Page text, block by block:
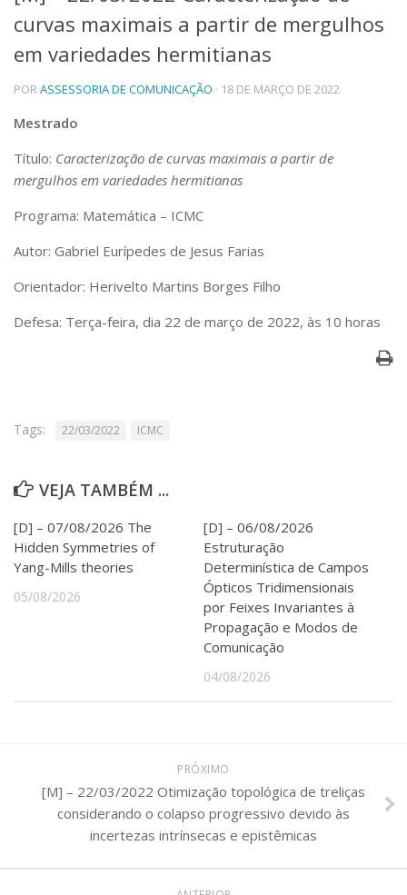
Telefones e Mapas
Pessoas
Ensino
Graduação
Educação a distância
Pesquisa e Inovação
Centros, Núcleos e Projetos em Rede
Iniciação Científica
Transferência de Tecnologia
Empresas Juniores
Extensão à Comunidade
Segurança, Trânsito e Prevenção
RH, Administrativo e Financeiro
Outros serviços
Comunicação
Assessorias e Mídias
Aplicativos e Sites
curvas maximais a partir de mergulhos
em variedades hermitianas
PORASSESSORIA DE COMUNICAÇÃO · 18 DE MARÇO DE 2022
Mestrado
Título: Caracterização de curvas maximais a partir de
mergulhos em variedades hermitianas
Programa: Matemática – ICMC
Autor: Gabriel Eurípedes de Jesus Farias
Orientador: Herivelto Martins Borges Filho
Defesa: Terça-feira, dia 22 de março de 2022, às 10 horas
Tags: 22/03/2022 ICMC
VEJA TAMBÉM ...
[D] – 07/08/2026 The
Hidden Symmetries of
Yang-Mills theories
05/08/2026
[D] – 06/08/2026
Estruturação
Determinística de Campos
Ópticos Tridimensionais
por Feixes Invariantes à
Propagação e Modos de
Comunicação
04/08/2026
PRÓXIMO
[M] – 22/03/2022 Otimização topológica de treliças
considerando o colapso progressivo devido às
incertezas intrínsecas e epistêmicas